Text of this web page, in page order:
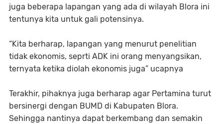
juga beberapa lapangan yang ada di wilayah Blora ini
tentunya kita untuk gali potensinya.
“Kita berharap, lapangan yang menurut penelitian
tidak ekonomis, seprti ADK ini orang menyangsikan,
ternyata ketika diolah ekonomis juga” ucapnya
Terakhir, pihaknya juga berharap agar Pertamina turut
bersinergi dengan BUMD di Kabupaten Blora.
Sehingga nantinya dapat berkembang dan semakin